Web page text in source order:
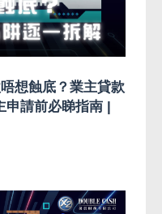
想蝕底？業主貸款
申請前必睇指南 |